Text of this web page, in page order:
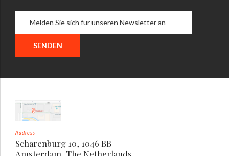
Address
Scharenburg 10, 1046 BB